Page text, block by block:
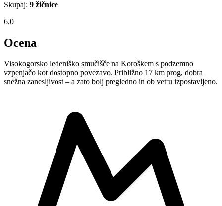
Skupaj: 9 žičnice
6.0
Ocena
Visokogorsko ledeniško smučišče na Koroškem s podzemno
vzpenjačo kot dostopno povezavo. Približno 17 km prog, dobra
snežna zanesljivost – a zato bolj pregledno in ob vetru izpostavljeno.